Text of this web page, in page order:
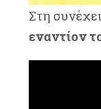
Στη
εναντίον